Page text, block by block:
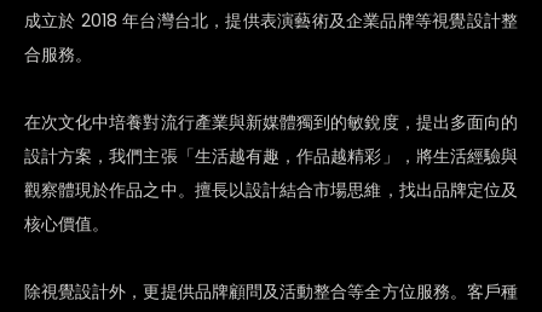
成立於 2018 年台灣台北，提供表演藝術及企業品牌等視覺設計整
合服務。
在次文化中培養對流行產業與新媒體獨到的敏銳度，提出多面向的
設計方案，我們主張「生活越有趣，作品越精彩」，將生活經驗與
觀察體現於作品之中。擅長以設計結合市場思維，找出品牌定位及
核心價值。
除視覺設計外，更提供品牌顧問及活動整合等全方位服務。客戶種